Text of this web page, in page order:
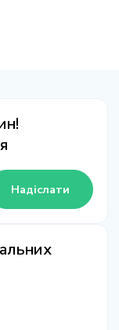
Надіслати